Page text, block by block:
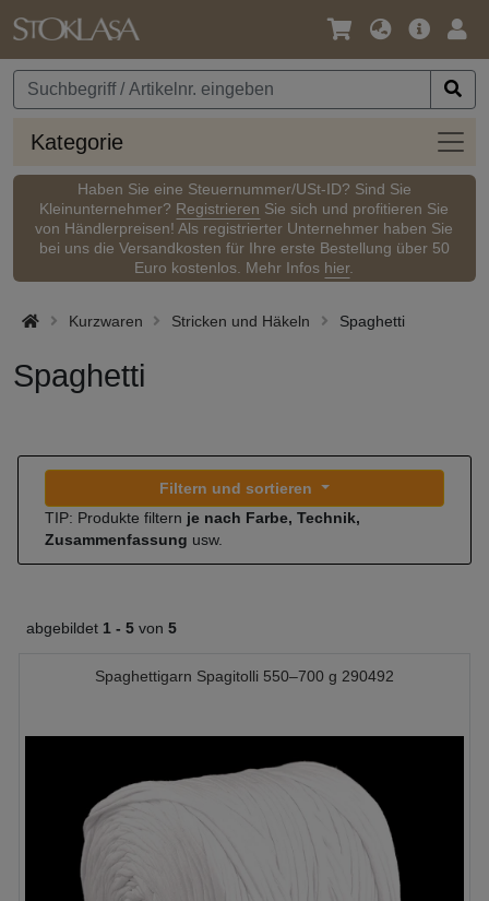
Sprache
Währung
Kategorie
Haben Sie eine Steuernummer/USt-ID? Sind Sie
Kleinunternehmer? Registrieren Sie sich und profitieren Sie
von Händlerpreisen! Als registrierter Unternehmer haben Sie
bei uns die Versandkosten für Ihre erste Bestellung über 50
Euro kostenlos. Mehr Infos hier.
Kurzwaren Stricken und Häkeln Spaghetti
Spaghetti
Filtern und sortieren
TIP: Produkte filtern je nach Farbe, Technik,
Zusammenfassung usw.
abgebildet 1 - 5 von 5
Spaghettigarn Spagitolli 550–700 g 290492